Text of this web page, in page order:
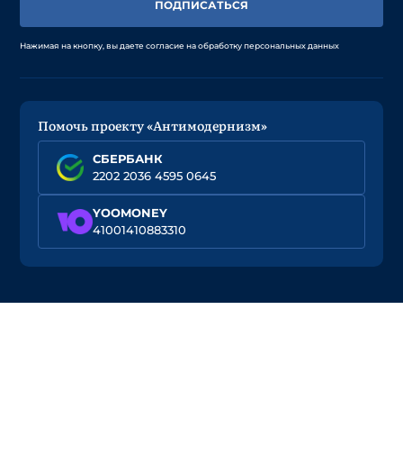
ПОДПИСАТЬСЯ
Нажимая на кнопку, вы даете согласие на обработку персональных данных
Помочь проекту «Антимодернизм»
СБЕРБАНК
2202 2036 4595 0645
YOOMONEY
41001410883310